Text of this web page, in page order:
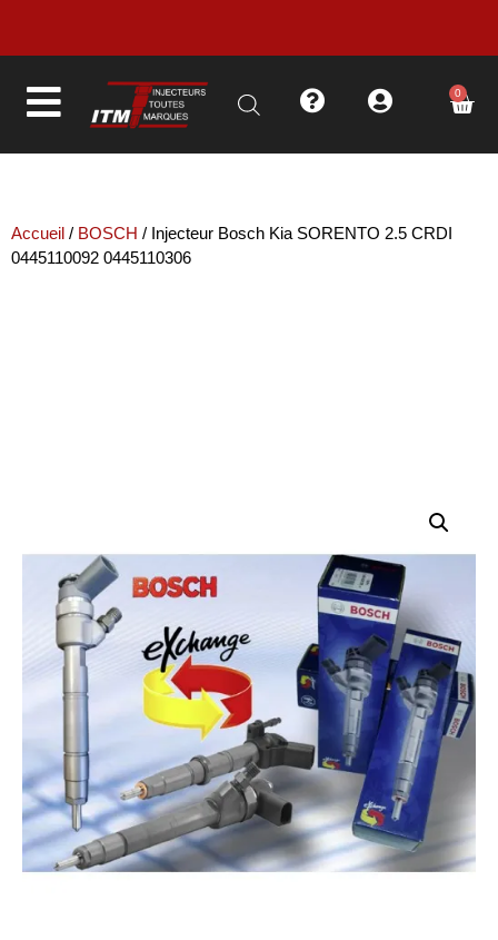
LIVRAISON EN MOINS DE 48H 0
Accueil / BOSCH / Injecteur Bosch Kia SORENTO 2.5 CRDI
0445110092 0445110306